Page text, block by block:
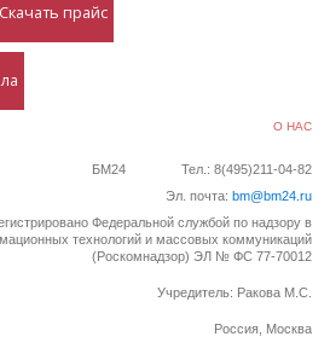
Скачать прайс
О НАС
БМ24
Тел.: 8(495)211-04-82
Эл. почта: bm@bm24.ru
Федеральной службой по надзору в
технологий и массовых коммуникаций
(Роскомнадзор) ЭЛ № ФС 77-70012
Учредитель: Ракова М.С.
Россия, Москва